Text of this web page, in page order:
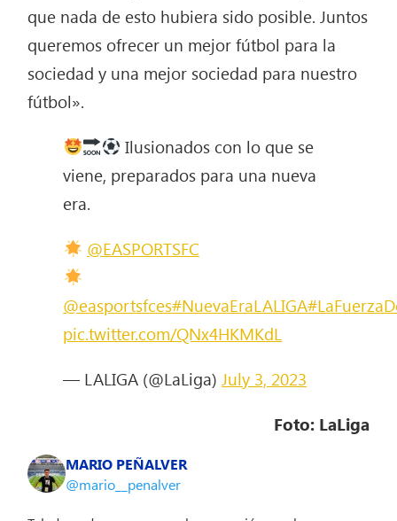
que nada de esto hubiera sido posible. Juntos
queremos ofrecer un mejor fútbol para la
sociedad y una mejor sociedad para nuestro
fútbol».
Ilusionados con lo que se
viene, preparados para una nueva
era.
@EASPORTSFC
@easportsfces#NuevaEraLALIGA
pic.twitter.com/QNx4HKMKdL
— LALIGA (@LaLiga) July 3, 2023
Foto: LaLiga
MARIO PEÑALVER
@mario__penalver